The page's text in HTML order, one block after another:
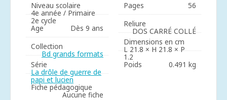
Niveau scolaire
4e année / Primaire
2e cycle
Age
Dès 9 ans
Collection
Bd grands formats
Série
La drôle de guerre de
papi et lucien
Fiche pédagogique
Aucune fiche
Pages
56
Reliure
DOS CARRÉ COLLÉ
Dimensions en cm
L 21.8 × H 21.8 × P
1.2
Poids 0.491 kg